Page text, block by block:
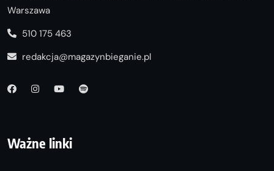
Warszawa
510 175 463
redakcja@magazynbieganie.pl
Ważne linki